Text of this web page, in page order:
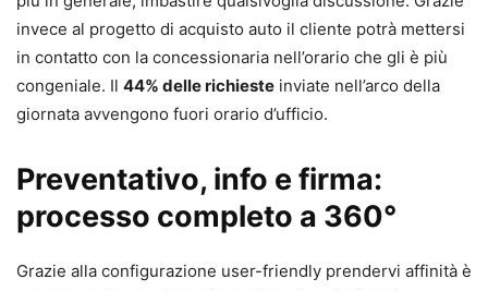
invece al progetto di acquisto auto il cliente potrà mettersi
in contatto con la concessionaria nell’orario che gli è più
congeniale. Il 44% delle richieste inviate nell’arco della
giornata avvengono fuori orario d’ufficio.
Preventativo, info e firma:
processo completo a 360°
Grazie alla configurazione user-friendly prendervi affinità è